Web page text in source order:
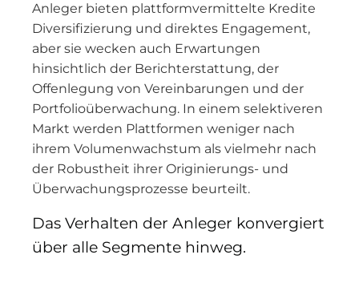
Anleger bieten plattformvermittelte Kredite
Diversifizierung und direktes Engagement,
aber sie wecken auch Erwartungen
hinsichtlich der Berichterstattung, der
Offenlegung von Vereinbarungen und der
Portfolioüberwachung. In einem selektiveren
Markt werden Plattformen weniger nach
ihrem Volumenwachstum als vielmehr nach
der Robustheit ihrer Originierungs- und
Überwachungsprozesse beurteilt.
Das Verhalten der Anleger konvergiert
über alle Segmente hinweg.